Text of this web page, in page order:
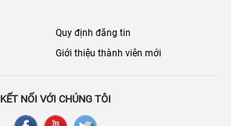
Quy định đăng tin
Giới thiệu thành viên mới
KẾT NỐI VỚI CHÚNG TÔI